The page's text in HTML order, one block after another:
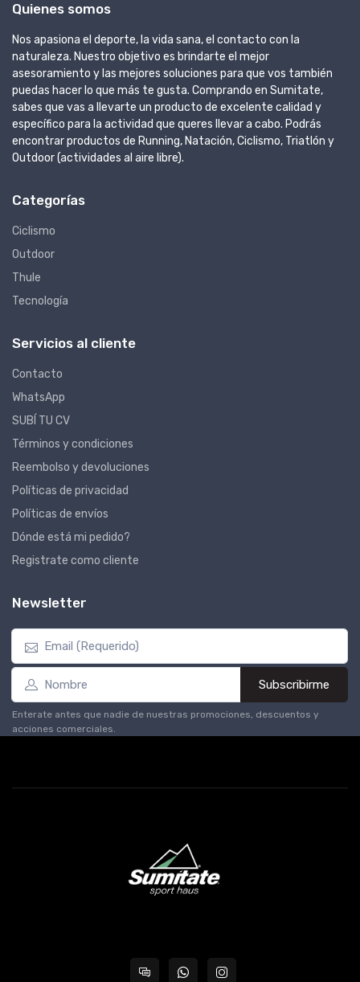
Quienes somos
Nos apasiona el deporte, la vida sana, el contacto con la
naturaleza. Nuestro objetivo es brindarte el mejor
asesoramiento y las mejores soluciones para que vos también
puedas hacer lo que más te gusta. Comprando en Sumitate,
sabes que vas a llevarte un producto de excelente calidad y
específico para la actividad que queres llevar a cabo. Podrás
encontrar productos de Running, Natación, Ciclismo, Triatlón y
Outdoor (actividades al aire libre).
Categorías
Ciclismo
Outdoor
Thule
Tecnología
Servicios al cliente
Contacto
WhatsApp
SUBÍ TU CV
Términos y condiciones
Reembolso y devoluciones
Políticas de privacidad
Políticas de envíos
Dónde está mi pedido?
Registrate como cliente
Newsletter
Subscribirme
Enterate antes que nadie de nuestras promociones, descuentos y
acciones comerciales.